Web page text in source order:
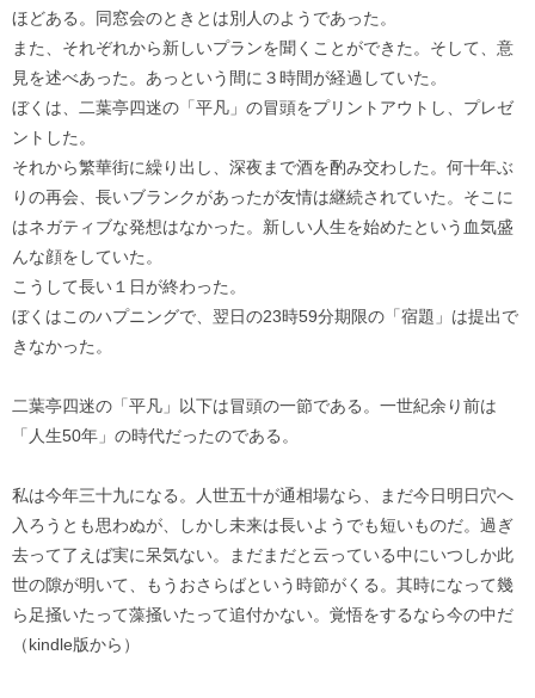
ほどある。同窓会のときとは別人のようであった。
また、それぞれから新しいプランを聞くことができた。そして、意
見を述べあった。あっという間に３時間が経過していた。
ぼくは、二葉亭四迷の「平凡」の冒頭をプリントアウトし、プレゼ
ントした。
それから繁華街に繰り出し、深夜まで酒を酌み交わした。何十年ぶ
りの再会、長いブランクがあったが友情は継続されていた。そこに
はネガティブな発想はなかった。新しい人生を始めたという血気盛
んな顔をしていた。
こうして長い１日が終わった。
ぼくはこのハプニングで、翌日の23時59分期限の「宿題」は提出で
きなかった。
二葉亭四迷の「平凡」以下は冒頭の一節である。一世紀余り前は
「人生50年」の時代だったのである。
私は今年三十九になる。人世五十が通相場なら、まだ今日明日穴へ
入ろうとも思わぬが、しかし未来は長いようでも短いものだ。過ぎ
去って了えば実に呆気ない。まだまだと云っている中にいつしか此
世の隙が明いて、もうおさらばという時節がくる。其時になって幾
ら足掻いたって藻掻いたって追付かない。覚悟をするなら今の中だ
（kindle版から）